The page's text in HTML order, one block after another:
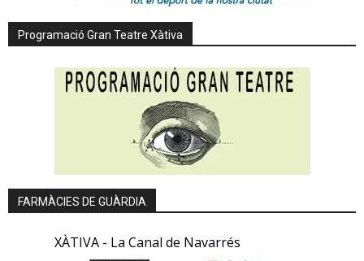
Programació Gran Teatre Xàtiva
FARMÀCIES DE GUÀRDIA
XÀTIVA - La Canal de Navarrés